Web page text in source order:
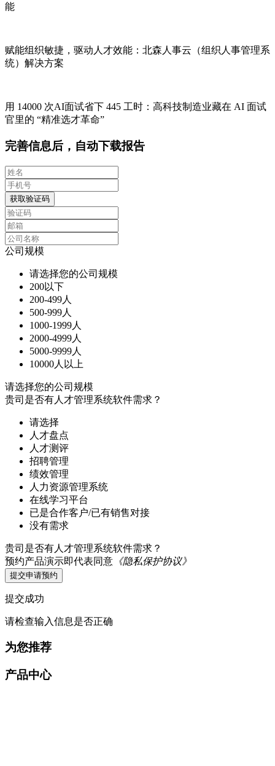
能
赋能组织敏捷，驱动人才效能：北森人事云（组织人事管理系
统）解决方案
用 14000 次AI面试省下 445 工时：高科技制造业藏在 AI 面试
官里的 “精准选才革命”
完善信息后，自动下载报告
获取验证码
公司规模
请选择您的公司规模
200以下
200-499人
500-999人
1000-1999人
2000-4999人
5000-9999人
10000人以上
请选择您的公司规模
贵司是否有人才管理系统软件需求？
请选择
人才盘点
人才测评
招聘管理
绩效管理
人力资源管理系统
在线学习平台
已是合作客户/已有销售对接
没有需求
贵司是否有人才管理系统软件需求？
预约产品演示即代表同意 《隐私保护协议》
提交申请预约
提交成功
请检查输入信息是否正确
为您推荐
产品中心